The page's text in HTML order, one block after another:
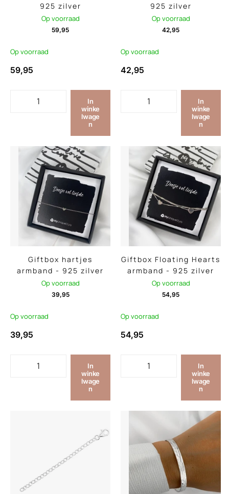
925 zilver
Op voorraad
59,95
Op voorraad
59,95
In
winke
lwage
n
925 zilver
Op voorraad
42,95
Op voorraad
42,95
In
winke
lwage
n
Giftbox hartjes
armband - 925 zilver
Op voorraad
39,95
Op voorraad
39,95
In
winke
lwage
n
Giftbox Floating Hearts
armband - 925 zilver
Op voorraad
54,95
Op voorraad
54,95
In
winke
lwage
n